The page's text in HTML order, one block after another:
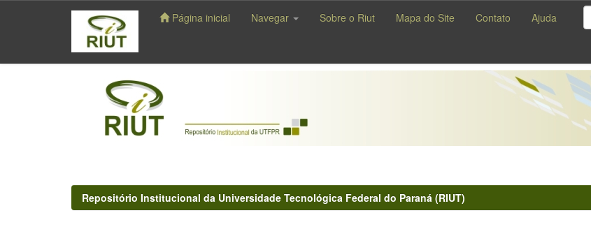
navigation
Página inicial Navegar Sobre o Riut Mapa do Site Contato Ajuda
Repositório Institucional da Universidade Tecnológica Federal do Paraná (RIUT)